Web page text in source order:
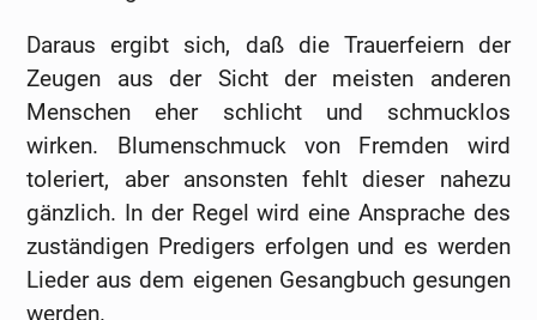
Daraus ergibt sich, daß die Trauerfeiern der
Zeugen aus der Sicht der meisten anderen
Menschen eher schlicht und schmucklos
wirken. Blumenschmuck von Fremden wird
toleriert, aber ansonsten fehlt dieser nahezu
gänzlich. In der Regel wird eine Ansprache des
zuständigen Predigers erfolgen und es werden
Lieder aus dem eigenen Gesangbuch gesungen
werden.